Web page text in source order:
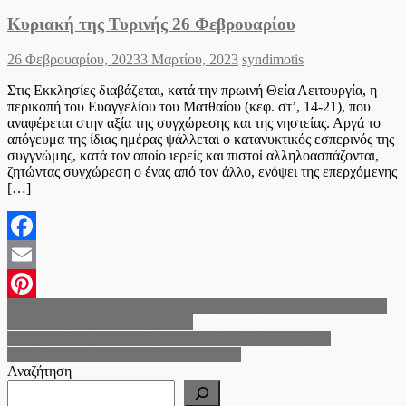
Κυριακή της Τυρινής 26 Φεβρουαρίου
Posted
26 Φεβρουαρίου, 20233 Μαρτίου, 2023 Author
syndimotis
Στις Εκκλησίες διαβάζεται, κατά την πρωινή Θεία Λειτουργία, η
περικοπή του Ευαγγελίου του Ματθαίου (κεφ. στ’, 14-21), που
αναφέρεται στην αξία της συγχώρεσης και της νηστείας. Αργά το
απόγευμα της ίδιας ημέρας ψάλλεται ο κατανυκτικός εσπερινός της
συγγνώμης, κατά τον οποίο ιερείς και πιστοί αλληλοασπάζονται,
ζητώντας συγχώρεση ο ένας από τον άλλο, ενόψει της επερχόμενης
[…]
Facebook
Email
Pinterest
Πλοήγηση
άρθρων
Αναζήτηση